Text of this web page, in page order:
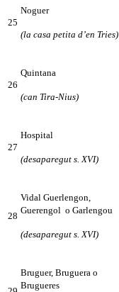
25
Noguer
(la casa petita d’en Tries)
26
Quintana
(can Tira-Nius)
27
Hospital
(desaparegut s. XVI)
28
Vidal Guerlengon,
Guerengol o Garlengou
(desaparegut s. XVI)
Bruguer, Bruguera o
Brugueres